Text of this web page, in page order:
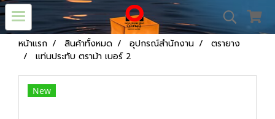
หน้าแรก สินค้าทั้งหมด อุปกรณ์สำนักงาน
ตรายาง
แท่นประทับ ตราม้า เบอร์ 2
New